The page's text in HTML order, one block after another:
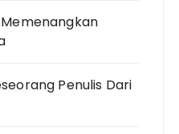
Penulis Dari